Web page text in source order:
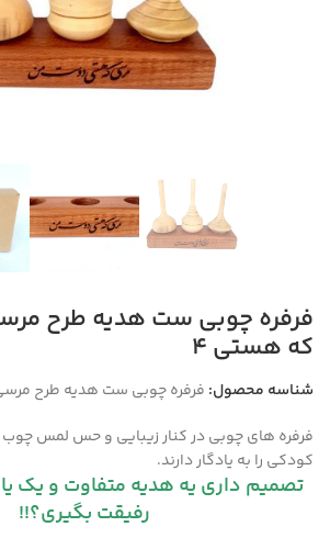
فرفره چوبی ست هدیه طرح
که هستی ۴
شناسه محصول: فرفره چوبی ست هدیه طرح
فرفره های چوبی در کنار زیبایی و حس لمس
کودکی را به یادگار دارند.
تصمیم داری یه هدیه متفاوت و یک
رفیقت بگیری؟!!